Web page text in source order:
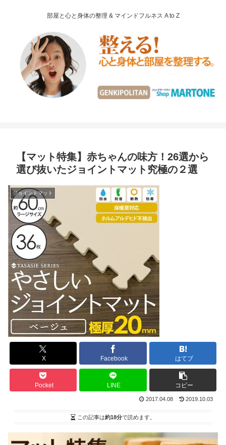
部屋と心と身体の整理 & マインドフルネス A to Z
【マット特集】赤ちゃんの味方！26選から
選び抜いたジョイントマット究極の２選
ジョイントマット
X Facebook はてブ
Pocket LINE コピー
2017.04.08 2019.10.03
この記事は約18分で読めます。